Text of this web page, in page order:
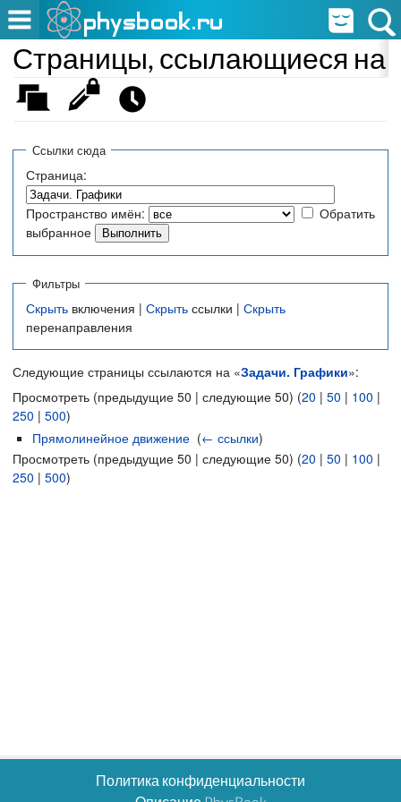
Страницы, ссылающиеся на
Ссылки сюда
Страница:
Пространство имён:
Обратить
выбранное
Фильтры
Скрыть включения | Скрыть ссылки | Скрыть
перенаправления
Следующие страницы ссылаются на «Задачи. Графики»:
Просмотреть (предыдущие 50 | следующие 50) (20 | 50 | 100 |
250 | 500)
Прямолинейное движение (← ссылки)
Просмотреть (предыдущие 50 | следующие 50) (20 | 50 | 100 |
250 | 500)
Политика конфиденциальности